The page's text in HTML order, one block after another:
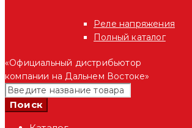
Реле напряжения
Полный каталог
«Официальный дистрибьютор
компании на Дальнем Востоке»